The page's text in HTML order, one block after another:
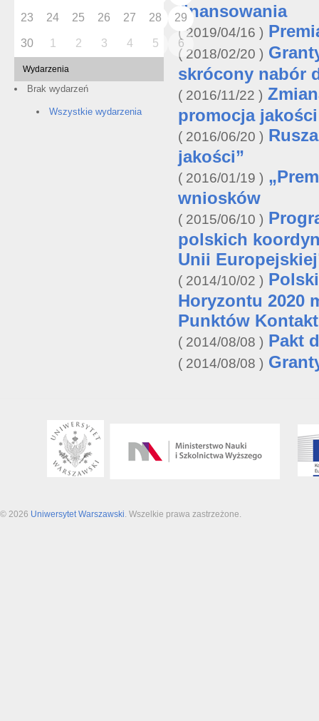
23 24 25 26 27 28 29
30 1 2 3 4 5 6
Wydarzenia
Brak wydarzeń
Wszystkie wydarzenia
finansowania
2019/04/16
2018/02/20
skrócony nabór
2016/11/22
promocja
2016/06/20
jakości”
2016/01/19
wniosków
2015/06/10
polskich
Unii
2014/10/02
Horyzontu 2020
Punktów
2014/08/08 Pakt
2014/08/08
© 2026 Uniwersytet Warszawski . Wszelkie prawa zastrzeżone.